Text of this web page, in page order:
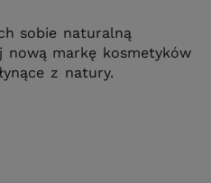
sobie naturalną
nową markę kosmetyków
z natury.